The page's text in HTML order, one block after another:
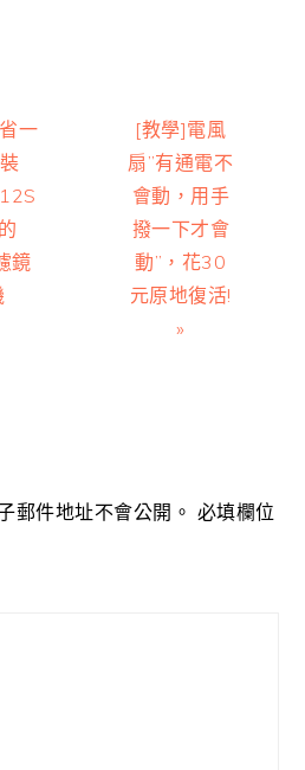
一
鏡
Next
Post:
[教學]電風
扇”有通電不
會動，用手
撥一下才會
動”，花30
元原地復活!
»
郵件地址不會公開。 必填欄位